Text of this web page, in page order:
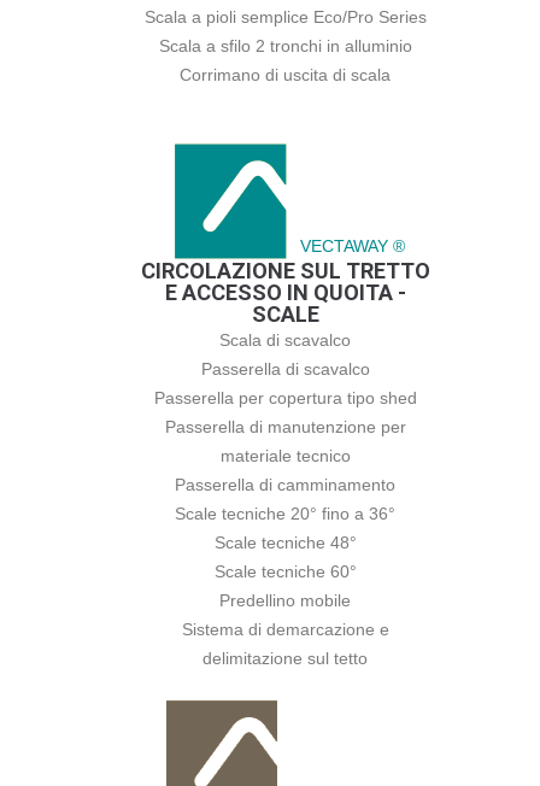
Scala a pioli semplice Eco/Pro Series
Scala a sfilo 2 tronchi in alluminio
Corrimano di uscita di scala
VECTAWAY ®
CIRCOLAZIONE SUL TRETTO
E ACCESSO IN QUOITA -
SCALE
Scala di scavalco
Passerella di scavalco
Passerella per copertura tipo shed
Passerella di manutenzione per
materiale tecnico
Passerella di camminamento
Scale tecniche 20° fino a 36°
Scale tecniche 48°
Scale tecniche 60°
Predellino mobile
Sistema di demarcazione e
delimitazione sul tetto